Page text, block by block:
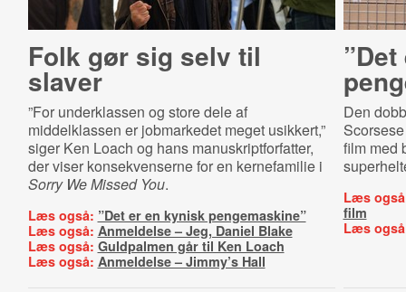
Folk gør sig selv til
slaver
”For underklassen og store dele af
middelklassen er jobmarkedet meget usikkert,”
siger Ken Loach og hans manuskriptforfatter,
der viser konsekvenserne for en kernefamilie i
Sorry We Missed You.
Læs også: ”Det er en kynisk pengemaskine”
Læs også: Anmeldelse – Jeg, Daniel Blake
Læs også: Guldpalmen går til Ken Loach
Læs også: Anmeldelse – Jimmy’s Hall
Den
film med
Læs
film
Læs